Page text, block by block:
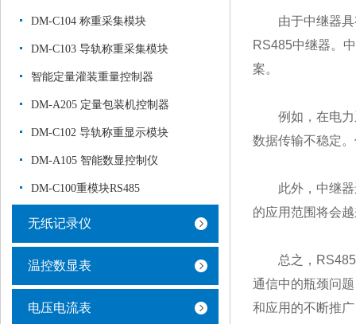
DM-C104 称重采集模块
DM-C103 导轨称重采集模块
智能定量灌装重量控制器
DM-A205 定量包装机控制器
DM-C102 导轨称重显示模块
DM-A105 智能数显控制仪
DM-C100重模块RS485
无纸记录仪
温控数显表
电压电流表
由于中继器具有
RS485中继器。
案。
例如，在电力系
数据传输不稳定
此外，中继器还
的应用范围将会
总之，RS485
通信中的瓶颈问
和应用的不断推